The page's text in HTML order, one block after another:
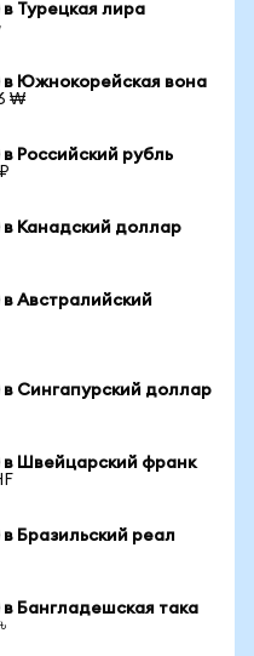
Турецкая лира
в Южнокорейская вона
₩
Российский рубль
Канадский доллар
Австралийский
Сингапурский доллар
в Швейцарский франк
Бразильский реал
Бангладешская така